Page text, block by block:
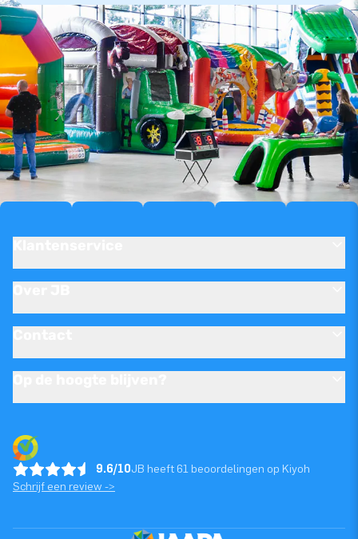
9.6/10JB heeft 61 beoordelingen op Kiyoh
Schrijf een review ->